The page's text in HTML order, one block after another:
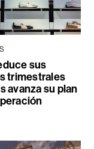
sus
trimestrales
avanza su plan